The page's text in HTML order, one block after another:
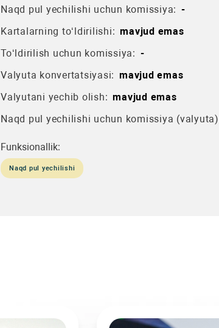
Naqd pul yechilishi uchun komissiya: -
Kartalarning to‘ldirilishi: mavjud emas
To‘ldirilish uchun komissiya: -
Valyuta konvertatsiyasi: mavjud emas
Valyutani yechib olish: mavjud emas
Naqd pul yechilishi uchun komissiya
Funksionallik:
Naqd pul yechilishi